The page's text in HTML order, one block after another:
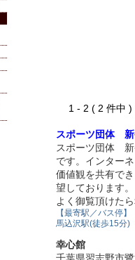
1 - 2 ( 2 件
スポーツ団体
スポーツ団体
です。インター
価値観を共有で
望しております
よく御覧頂けた
【最寄駅／バス停】
馬込沢駅(徒歩15分)
幸心館